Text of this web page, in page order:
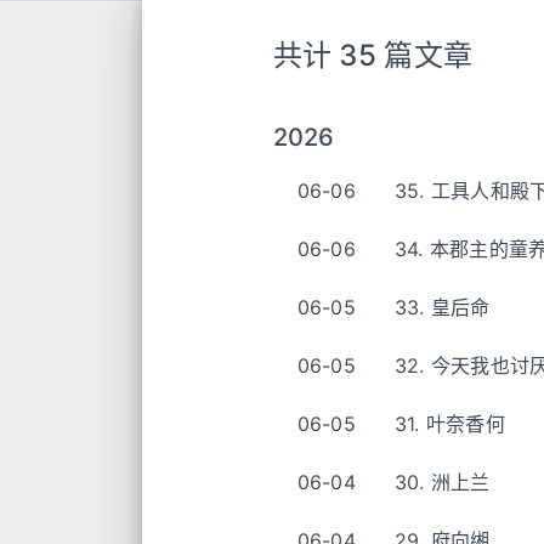
共计 35 篇文章
2026
06-06 35. 工具人和殿
06-06 34. 本郡主的童
06-05 33. 皇后命
06-05 32. 今天我也讨
06-05 31. 叶奈香何
06-04 30. 洲上兰